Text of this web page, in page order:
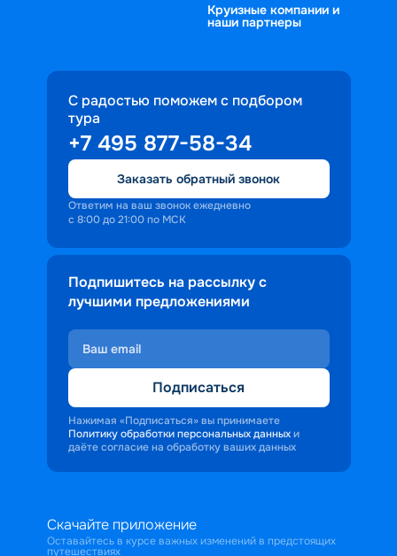
Круизные компании и
наши партнеры
С радостью поможем с подбором
тура
+7 495 877-58-34
Заказать обратный звонок
Ответим на ваш звонок ежедневно
с 8:00 до 21:00 по МСК
Подпишитесь на рассылку с
лучшими предложениями
Подписаться
Нажимая «Подписаться» вы принимаете
Политику обработки персональных данных и
даёте согласие на обработку ваших данных
Скачайте приложение
Оставайтесь в курсе важных изменений в предстоящих
путешествиях